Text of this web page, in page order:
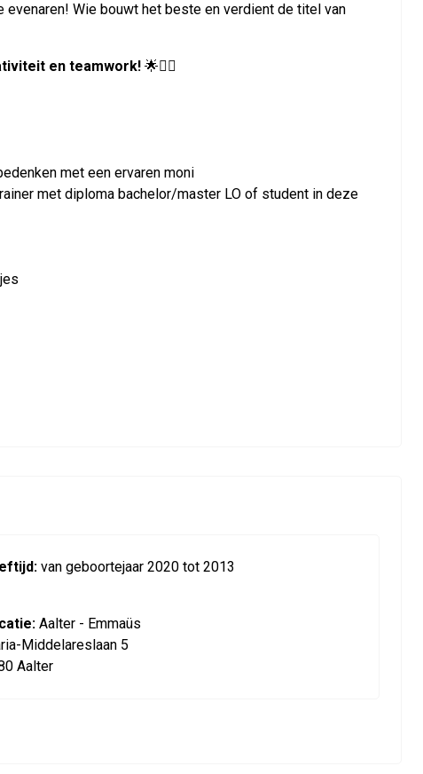
Wie bouwt het beste en verdient de titel van
en teamwork! 🌟👷‍♂️
met een ervaren moni
met diploma bachelor/master LO of student in deze
van geboortejaar 2020 tot 2013
Aalter - Emmaüs
Middelareslaan 5
Aalter